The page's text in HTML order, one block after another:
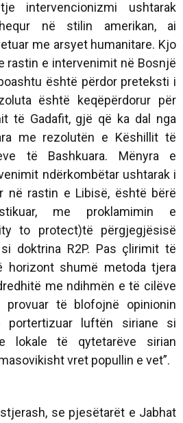
intervencionizmi ushtarak
në stilin amerikan, ai
me arsyet humanitare. Kjo
rastin e intervenimit në Bosnjë
është përdor preteksti i
është keqëpërdorur për
të Gadafit, gjë që ka dal nga
me rezolutën e Këshillit të
të Bashkuara. Mënyra e
ndërkombëtar ushtarak i
në rastin e Libisë, është bërë
me proklamimin e
to protect)të përgjegjësisë
doktrina R2P. Pas çlirimit të
horizont shumë metoda tjera
me ndihmën e të cilëve
provuar të blofojnë opinionin
portertizuar luftën siriane si
lokale të qytetarëve sirian
vret popullin e vet”.
se pjesëtarët e Jabhat